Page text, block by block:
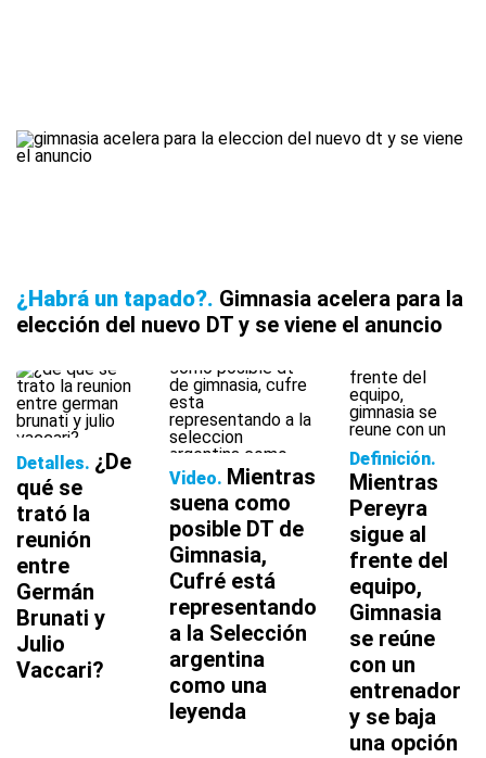
¿Habrá un tapado? Gimnasia acelera para la
elección del nuevo DT y se viene el anuncio
Detalles ¿De
qué se
trató la
reunión
entre
Germán
Brunati y
Julio
Vaccari?
Video Mientras
suena como
posible DT de
Gimnasia,
Cufré está
representando
a la Selección
argentina
como una
leyenda
Definición
Mientras
Pereyra
sigue al
frente del
equipo,
Gimnasia
se reúne
con un
entrenador
y se baja
una opción